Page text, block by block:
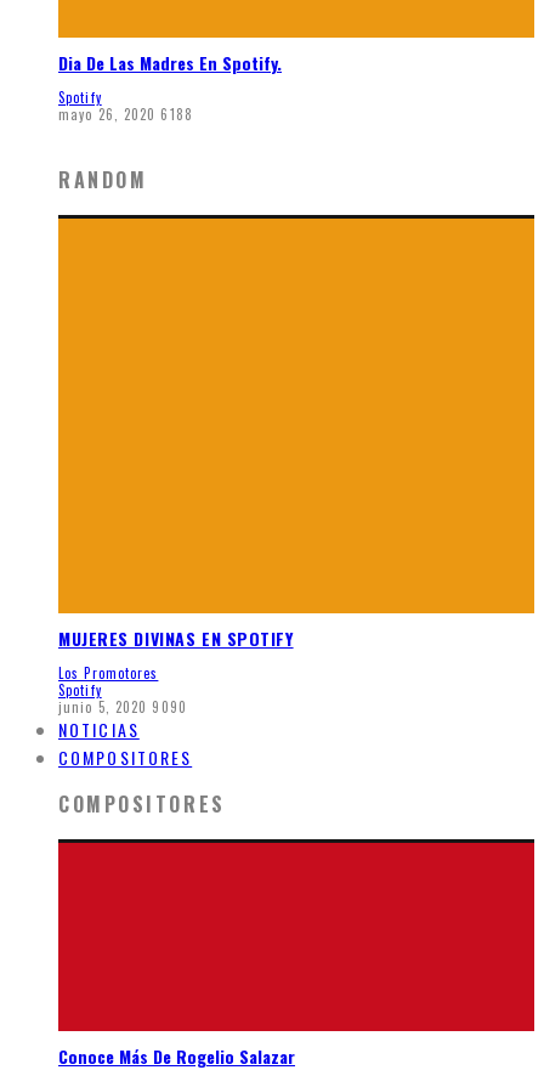
Dia De Las Madres En Spotify.
Spotify
mayo 26, 2020 6188
RANDOM
MUJERES DIVINAS EN SPOTIFY
Los Promotores
Spotify
junio 5, 2020 9090
NOTICIAS
COMPOSITORES
COMPOSITORES
Conoce Más De Rogelio Salazar